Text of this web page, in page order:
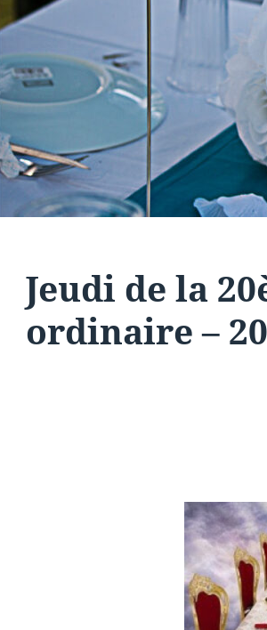
Jeudi de la
ordinaire –